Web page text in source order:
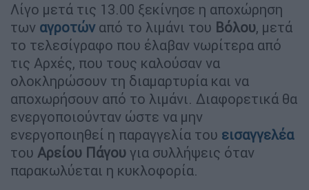
Λίγο μετά τις 13.00 ξεκίνησε η αποχώρηση
των αγροτών από το λιμάνι του Βόλου, μετά
το τελεσίγραφο που έλαβαν νωρίτερα από
τις Αρχές, που τους καλούσαν να
ολοκληρώσουν τη διαμαρτυρία και να
αποχωρήσουν από το λιμάνι. Διαφορετικά θα
ενεργοποιούνταν ώστε να μην
ενεργοποιηθεί η παραγγελία του εισαγγελέα
του Αρείου Πάγου για συλλήψεις όταν
παρακωλύεται η κυκλοφορία.